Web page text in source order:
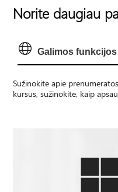
Norite daugiau
Galimos funkcijos
Sužinokite apie
kursus, sužinokite, kaip